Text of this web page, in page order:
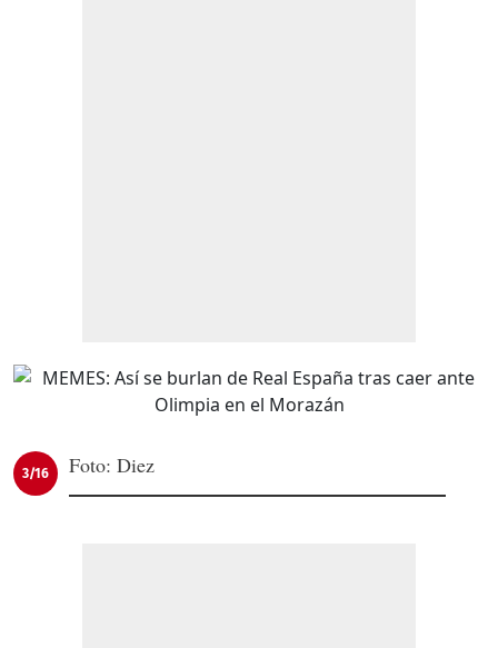
3/16 Foto: Diez